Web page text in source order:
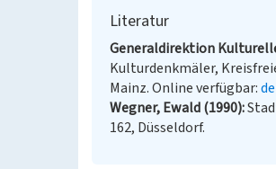
Literatur
Generaldirektion
Kulturdenkmäler,
Mainz. Online verfügbar:
Wegner, Ewald (1990)
162, Düsseldorf.